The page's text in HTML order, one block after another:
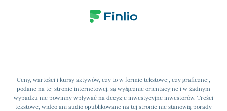
Ceny, wartości i kursy aktywów, czy to w formie tekstowej, czy graficznej,
podane na tej stronie internetowej, są wyłącznie orientacyjne i w żadnym
wypadku nie powinny wpływać na decyzje inwestycyjne inwestorów. Treści
tekstowe, wideo ani audio opublikowane na tej stronie nie stanowią porady